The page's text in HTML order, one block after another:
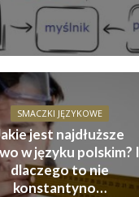
SMACZKI JĘZYKOWE
jest najdłuższe
w języku polskim? I
dlaczego to nie
konstantyno…